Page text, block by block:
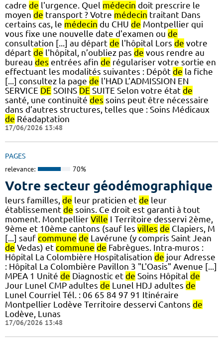
cadre de l'urgence. Quel médecin doit prescrire le
moyen de transport ? Votre médecin traitant Dans
certains cas, le médecin du CHU de Montpellier qui
vous fixe une nouvelle date d'examen ou de
consultation [...] au départ de l'hôpital Lors de votre
départ de l'hôpital, n’oubliez pas de vous rendre au
bureau des entrées afin de régulariser votre sortie en
effectuant les modalités suivantes : Dépôt de la fiche
[...] consultez la page de l'HAD L’ADMISSION EN
SERVICE DE SOINS DE SUITE Selon votre état de
santé, une continuité des soins peut être nécessaire
dans d’autres structures, telles que : Soins Médicaux
de Réadaptation
17/06/2026 13:48
PAGES
relevance: 70%
Votre secteur géodémographique
leurs familles, de leur praticien et de leur
établissement de soins. Ce droit est garanti à tout
moment. Montpellier Ville I Territoire desservi 2ème,
9ème et 10ème cantons (sauf les villes de Clapiers, M
[...] sauf commune de Lavérune (y compris Saint Jean
de Vedas) et commune de Fabrègues. Intra-muros :
Hôpital La Colombière Hospitalisation de jour Adresse
: Hôpital La Colombière Pavillon 3 "L'Oasis" Avenue [...]
MPEA 1 Unité de Diagnostic et de Soins Hôpital de
Jour Lunel CMP adultes de Lunel HDJ adultes de
Lunel Courriel Tél. : 06 65 84 97 91 Itinéraire
Montpellier Lodève Territoire desservi Cantons de
Lodève, Lunas
17/06/2026 13:48